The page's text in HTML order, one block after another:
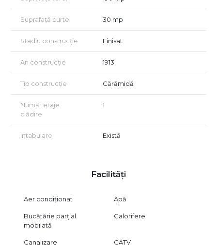
In cazul in care oferta noastra v-a captat atentia, va asteptam
la o vizionare!
Acordam asistenta GRATUITA pentru persoanele care doresc
achizitionarea prin credit!
Suprafață curte 30 mp
Stadiu construcție Finisat
An construcție 1913
Tip construcție Cărămidă
Număr etaje
clădire
1
Intabulare Există
Facilități
Aer condiționat Apă
Bucătărie parțial
mobilată
Calorifere
Canalizare CATV